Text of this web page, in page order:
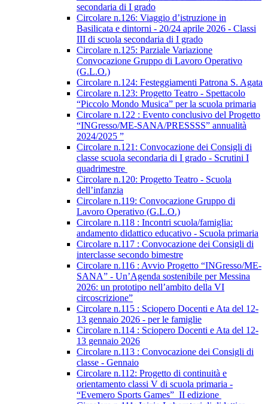
secondaria di I grado
Circolare n.126: Viaggio d’istruzione in
Basilicata e dintorni - 20/24 aprile 2026 - Classi
III di scuola secondaria di I grado
Circolare n.125: Parziale Variazione
Convocazione Gruppo di Lavoro Operativo
(G.L.O.)
Circolare n.124: Festeggiamenti Patrona S. Agata
Circolare n.123: Progetto Teatro - Spettacolo
“Piccolo Mondo Musica” per la scuola primaria
Circolare n.122 : Evento conclusivo del Progetto
“INGresso/ME-SANA/PRESSSS” annualità
2024/2025 ”
Circolare n.121: Convocazione dei Consigli di
classe scuola secondaria di I grado - Scrutini I
quadrimestre
Circolare n.120: Progetto Teatro - Scuola
dell’infanzia
Circolare n.119: Convocazione Gruppo di
Lavoro Operativo (G.L.O.)
Circolare n.118 : Incontri scuola/famiglia:
andamento didattico educativo - Scuola primaria
Circolare n.117 : Convocazione dei Consigli di
interclasse secondo bimestre
Circolare n.116 : Avvio Progetto “INGresso/ME-
SANA” - Un’Agenda sostenibile per Messina
2026: un prototipo nell’ambito della VI
circoscrizione”
Circolare n.115 : Sciopero Docenti e Ata del 12-
13 gennaio 2026 - per le famiglie
Circolare n.114 : Sciopero Docenti e Ata del 12-
13 gennaio 2026
Circolare n.113 : Convocazione dei Consigli di
classe - Gennaio
Circolare n.112: Progetto di continuità e
orientamento classi V di scuola primaria -
“Evemero Sports Games” II edizione